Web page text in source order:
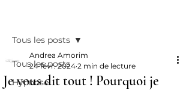
Tous les posts
Hypnose
Tous les posts
Je vous dit tout ! Pourquoi je
Andrea Amorim
24 févr. 2024 2 min de lecture